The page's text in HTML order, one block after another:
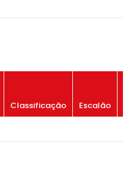
Classificação Escalão